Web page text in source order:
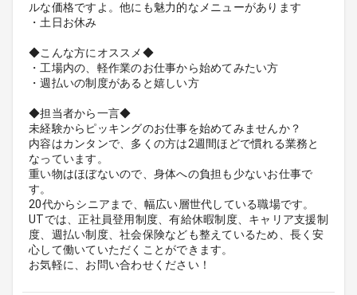
ルな価格ですよ。他にも魅力的なメニューがあります
・土日お休み
◆こんな方にオススメ◆
・工場内の、軽作業のお仕事から始めてみたい方
・週払いの制度があると嬉しい方
◆担当者から一言◆
未経験からピッキングのお仕事を始めてみませんか？
内容はカンタンで、多くの方は2週間ほどで慣れる業務と
なっています。
重い物はほぼないので、身体への負担も少ないお仕事で
す。
20代からシニアまで、幅広い層世代している職場です。
UTでは、正社員登用制度、有給休暇制度、キャリア支援制
度、週払い制度、社会保険なども整えているため、長く安
心して働いていただくことができます。
お気軽に、お問い合わせください！